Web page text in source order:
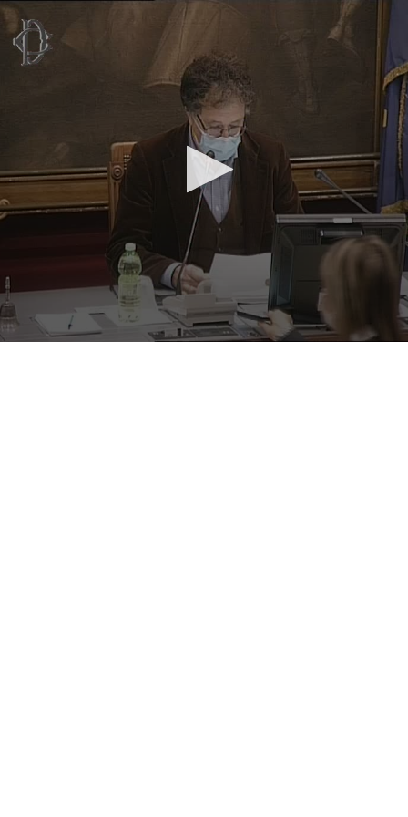
WebTV Camera dei Deputati
Contenuto
Fine contenuto
Vai al contenuto principale Vai al menu di navigazione